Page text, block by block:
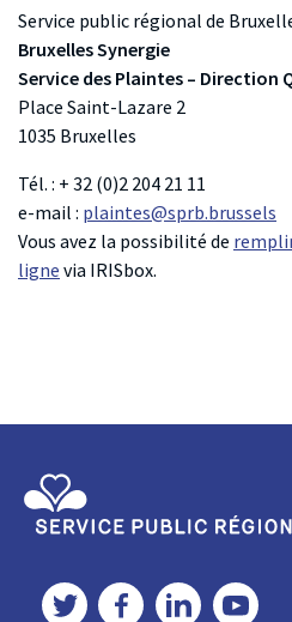
Service public régional de
Bruxelles Synergie
Service des Plaintes – Direction
Place Saint-Lazare 2
1035 Bruxelles
Tél. : + 32 (0)2 204 21 11
e-mail : plaintes@sprb.brussels
Vous avez la possibilité de
ligne via IRISbox.
Twitter FacebookLinkedIn